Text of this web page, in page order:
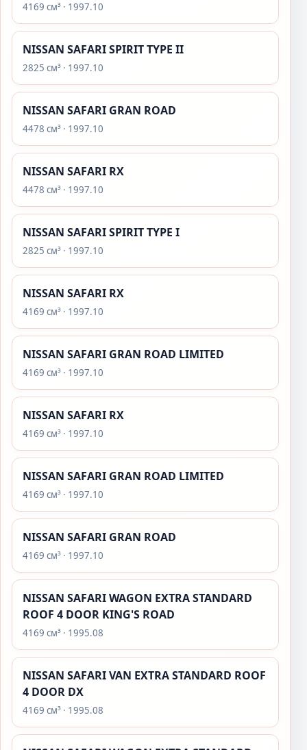
4169 см³ · 1997.10
NISSAN SAFARI SPIRIT TYPE II
2825 см³ · 1997.10
NISSAN SAFARI GRAN ROAD
4478 см³ · 1997.10
NISSAN SAFARI RX
4478 см³ · 1997.10
NISSAN SAFARI SPIRIT TYPE I
2825 см³ · 1997.10
NISSAN SAFARI RX
4169 см³ · 1997.10
NISSAN SAFARI GRAN ROAD LIMITED
4169 см³ · 1997.10
NISSAN SAFARI RX
4169 см³ · 1997.10
NISSAN SAFARI GRAN ROAD LIMITED
4169 см³ · 1997.10
NISSAN SAFARI GRAN ROAD
4169 см³ · 1997.10
NISSAN SAFARI WAGON EXTRA STANDARD
ROOF 4 DOOR KING'S ROAD
4169 см³ · 1995.08
NISSAN SAFARI VAN EXTRA STANDARD ROOF
4 DOOR DX
4169 см³ · 1995.08